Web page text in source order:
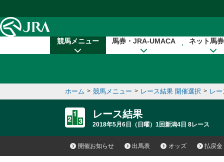
競馬メニュー 馬券・JRA-UMACA ネット馬
ホーム > 競馬メニュー > レース結果 開催選択 > レ
レース結果
2018年5月6日（日曜）1回新潟4日 8レース
開催お知らせ 出馬表 オッズ 払戻金